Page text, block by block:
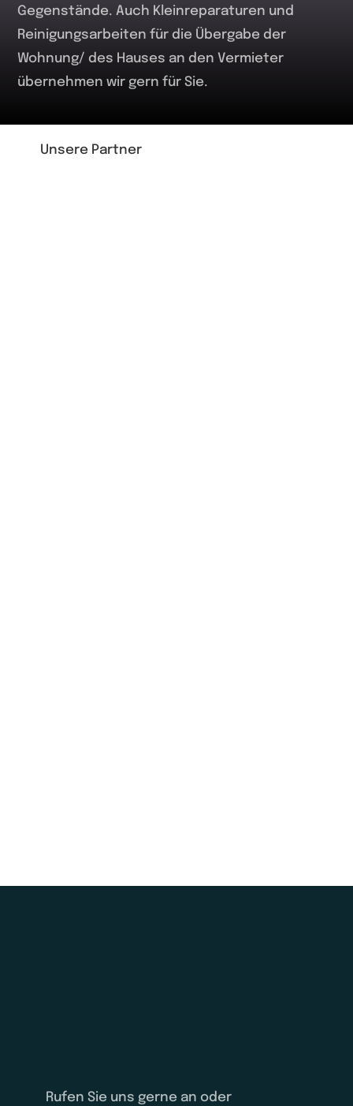
Gegenstände. Auch Kleinreparaturen und
Reinigungsarbeiten für die Übergabe der
Wohnung/ des Hauses an den Vermieter
übernehmen wir gern für Sie.
Unsere Partner
Rufen Sie uns gerne an oder